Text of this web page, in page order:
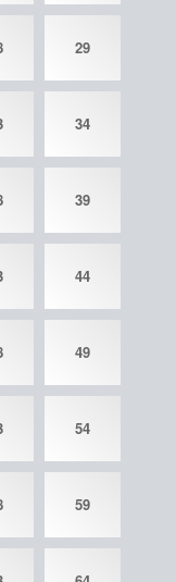
29
34
39
44
49
54
59